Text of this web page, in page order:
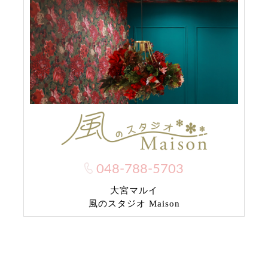
048-788-5703
大宮マルイ
風のスタジオ Maison